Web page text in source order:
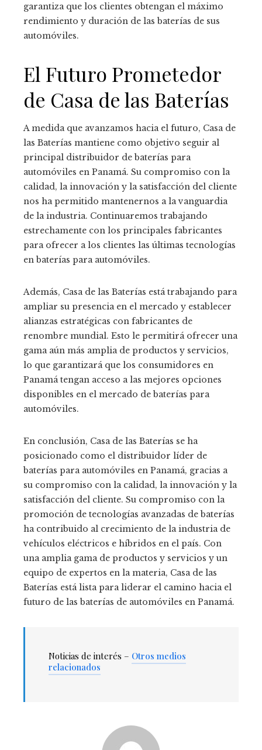
garantiza que los clientes obtengan el máximo
rendimiento y duración de las baterías de sus
automóviles.
El Futuro Prometedor
de Casa de las Baterías
A medida que avanzamos hacia el futuro, Casa de
las Baterías mantiene como objetivo seguir al
principal distribuidor de baterías para
automóviles en Panamá. Su compromiso con la
calidad, la innovación y la satisfacción del cliente
nos ha permitido mantenernos a la vanguardia
de la industria. Continuaremos trabajando
estrechamente con los principales fabricantes
para ofrecer a los clientes las últimas tecnologías
en baterías para automóviles.
Además, Casa de las Baterías está trabajando para
ampliar su presencia en el mercado y establecer
alianzas estratégicas con fabricantes de
renombre mundial. Esto le permitirá ofrecer una
gama aún más amplia de productos y servicios,
lo que garantizará que los consumidores en
Panamá tengan acceso a las mejores opciones
disponibles en el mercado de baterías para
automóviles.
En conclusión, Casa de las Baterías se ha
posicionado como el distribuidor líder de
baterías para automóviles en Panamá, gracias a
su compromiso con la calidad, la innovación y la
satisfacción del cliente. Su compromiso con la
promoción de tecnologías avanzadas de baterías
ha contribuido al crecimiento de la industria de
vehículos eléctricos e híbridos en el país. Con
una amplia gama de productos y servicios y un
equipo de expertos en la materia, Casa de las
Baterías está lista para liderar el camino hacia el
futuro de las baterías de automóviles en Panamá.
Noticias de interés – Otros medios
relacionados